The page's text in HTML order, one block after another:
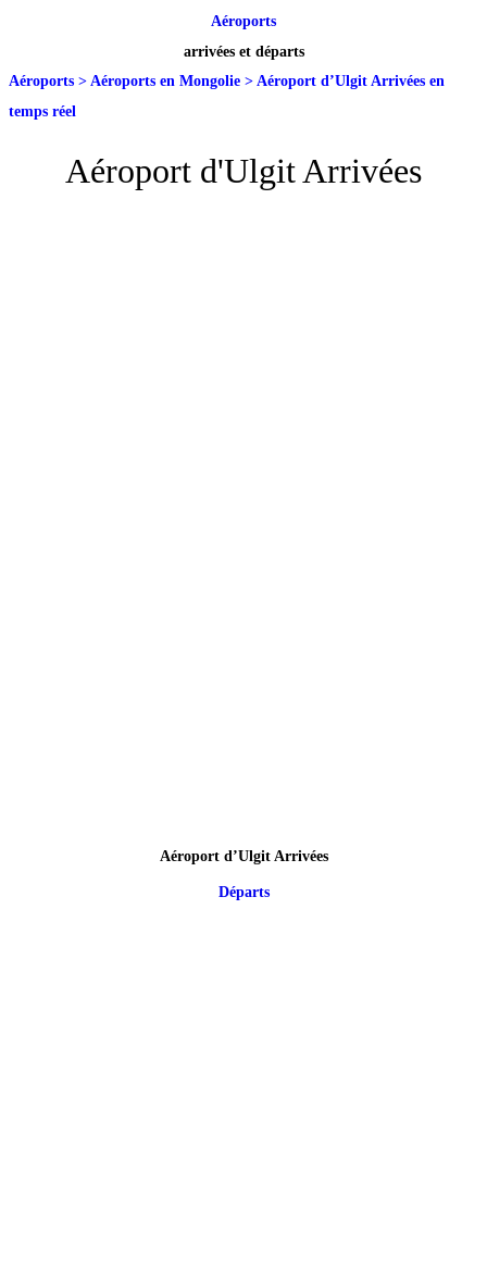
Aéroports
arrivées et départs
Aéroports > Aéroports en Mongolie > Aéroport d’Ulgit Arrivées en
temps réel
Aéroport d'Ulgit Arrivées
Aéroport d’Ulgit Arrivées
Départs